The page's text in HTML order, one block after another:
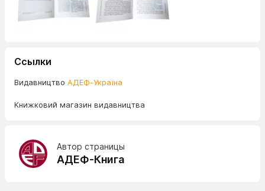
Ссылки
Видавництво АДЕФ-Україна
Книжковий магазин видавництва
Автор страницы
АДЕФ-Книга